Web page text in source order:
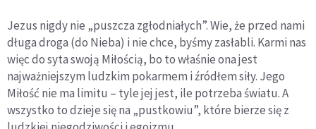
Jezus nigdy nie „puszcza zgłodniałych”. Wie, że przed nami
długa droga (do Nieba) i nie chce, byśmy zasłabli. Karmi nas
więc do syta swoją Miłością, bo to właśnie ona jest
najważniejszym ludzkim pokarmem i źródłem siły. Jego
Miłość nie ma limitu – tyle jej jest, ile potrzeba światu. A
wszystko to dzieje się na „pustkowiu”, które bierze się z